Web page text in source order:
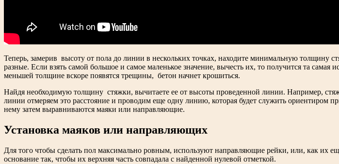
Теперь, замерив высоту от пола до линии в нескольких точках, находите минимальную толщину
разные. Если взять самой большое и самое маленькое значение, вычесть их, то получится та самая
меньшей толщине вскоре появятся трещины, бетон начнет крошиться.
Найдя необходимую толщину стяжки, вычитаете ее от высоты проведенной линии. Например,
линии отмеряем это расстояние и проводим еще одну линию, которая будет служить
нему затем выравниваются маяки или направляющие.
Установка маяков или направляющих
Для того чтобы сделать пол максимально ровным, используют направляющие рейки, или, как их
основание так, чтобы их верхняя часть совпадала с найденной нулевой отметкой.